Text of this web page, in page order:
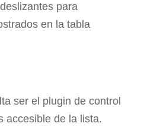
para
en la tabla
ser el plugin de control
accesible de la lista.